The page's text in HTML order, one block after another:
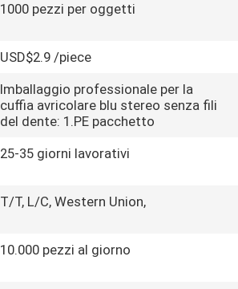
1000 pezzi per oggetti
USD$2.9 /piece
Imballaggio professionale per la
cuffia avricolare blu stereo senza fili
del dente: 1.PE pacchetto
25-35 giorni lavorativi
T/T, L/C, Western Union,
10.000 pezzi al giorno